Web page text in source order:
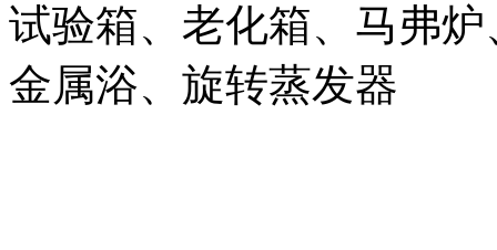
试验箱、老化箱、马弗
金属浴、旋转蒸发器